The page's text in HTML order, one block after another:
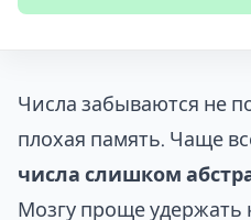
Числа забываются не
плохая память. Чаще
числа слишком
Мозгу проще удержать